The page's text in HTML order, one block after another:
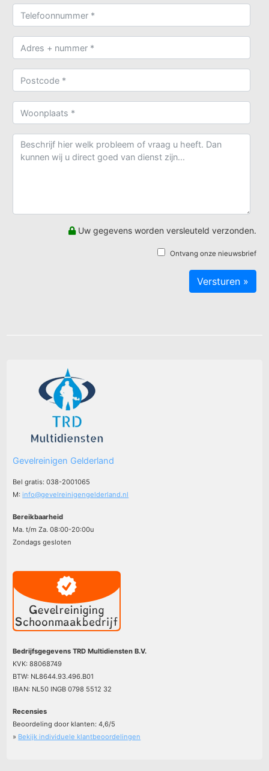
Uw gegevens worden versleuteld verzonden.
Ontvang onze nieuwsbrief
Gevelreinigen Gelderland
Bel gratis: 038-2001065
M:info@gevelreinigengelderland.nl
Bereikbaarheid
Ma. t/m Za. 08:00-20:00u
Zondags gesloten
Bedrijfsgegevens TRD Multidiensten B.V.
KVK: 88068749
BTW: NL8644.93.496.B01
IBAN: NL50 INGB 0798 5512 32
Recensies
Beoordeling door klanten:4,6/5
» Bekijk individuele klantbeoordelingen